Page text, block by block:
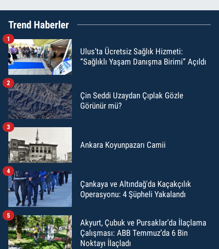
Trend Haberler
Ulus’ta Ücretsiz Sağlık Hizmeti:
“Sağlıklı Yaşam Danışma Birimi” Açıldı
1
Çin Seddi Uzaydan Çıplak Gözle
Görünür mü?
2
Ankara Koyunpazarı Camii
3
Çankaya ve Altındağ'da Kaçakçılık
Operasyonu: 4 Şüpheli Yakalandı
4
Akyurt, Çubuk ve Pursaklar’da İlaçlama
Çalışması: ABB Temmuz’da 6 Bin
Noktayı İlaçladı
5